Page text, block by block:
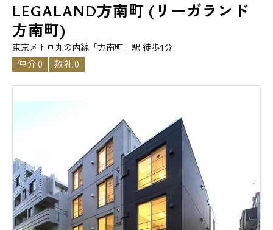
LEGALAND方南町 (リーガランド
方南町)
東京メトロ丸の内線「方南町」駅 徒歩1分
仲介0 敷礼0